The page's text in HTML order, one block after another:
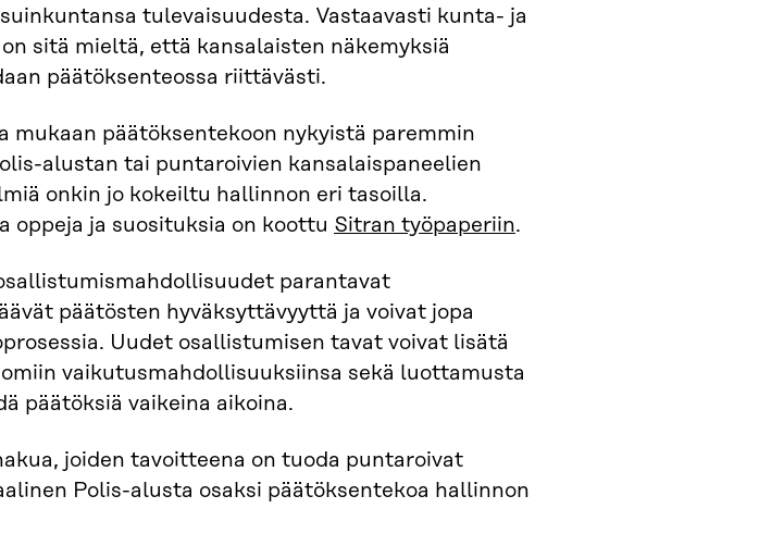
tulevaisuudesta. Vastaavasti kunta- ja
sitä mieltä, että kansalaisten näkemyksiä
päätöksenteossa riittävästi.
mukaan päätöksentekoon nykyistä paremmin
alustan tai puntaroivien kansalaispaneelien
onkin jo kokeiltu hallinnon eri tasoilla.
oppeja ja suosituksia on koottu Sitran työpaperiin.
parantavat
päätösten hyväksyttävyyttä ja voivat jopa
Uudet osallistumisen tavat voivat lisätä
vaikutusmahdollisuuksiinsa sekä luottamusta
päätöksiä vaikeina aikoina.
joiden tavoitteena on tuoda puntaroivat
Polis-alusta osaksi päätöksentekoa hallinnon